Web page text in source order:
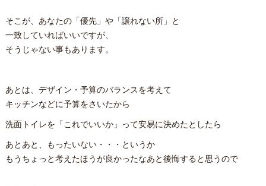
そこが、あなたの「優先」や「譲れない所」と
一致していればいいですが、
そうじゃない事もあります。
あとは、デザイン・予算のバランスを考えて
キッチンなどに予算をさいたから
洗面トイレを「これでいいか」って安易に決めたとしたら
あとあと、もったいない・・・というか
もうちょっと考えたほうが良かったなあと後悔すると思うので